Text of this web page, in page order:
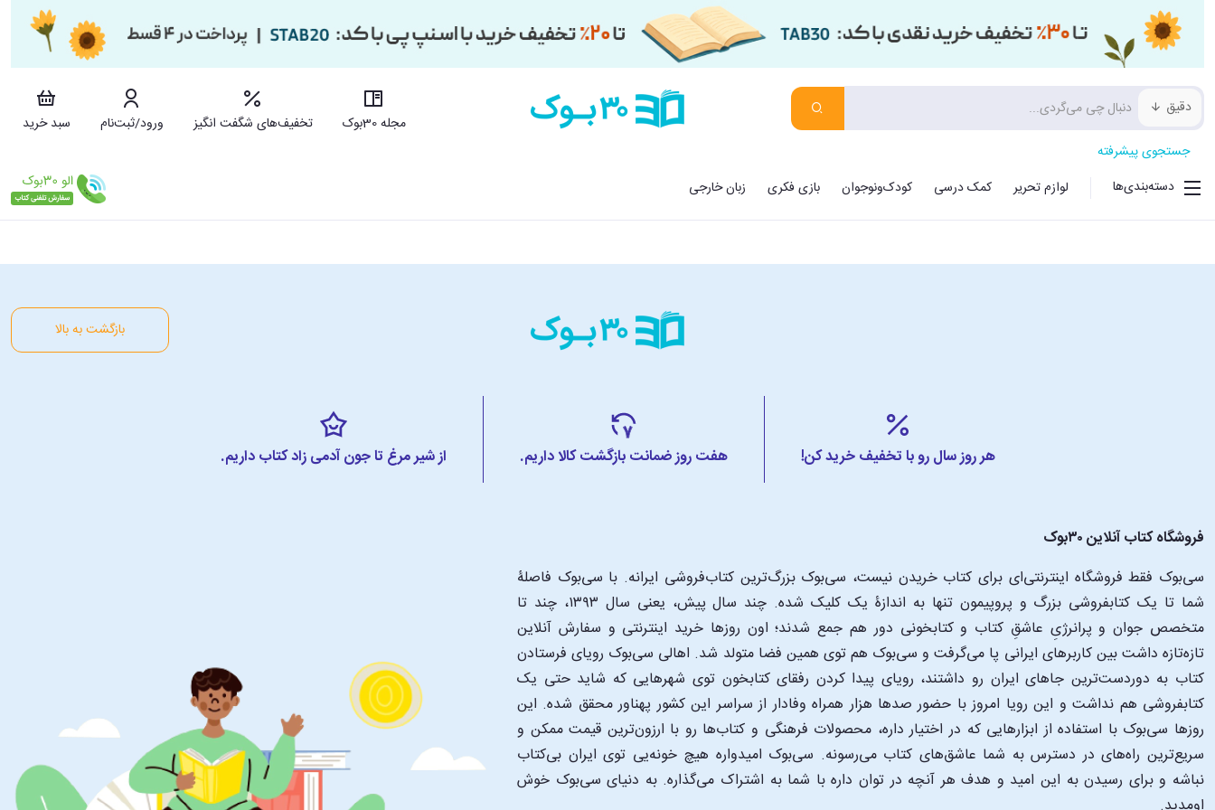
دقیق
مجله 30بوک تخفیف‌های شگفت انگیز ورود/ثبت‌نام
سبد خرید
جستجوی پیشرفته
دسته‌بندی‌ها
لوازم تحریر کمک درسی کودک‌ونوجوان بازی فکری زبان خارجی
بازگشت به بالا
هر روز سال رو با تخفیف خرید کن! هفت روز ضمانت بازگشت کالا داریم. از شیر مرغ تا جون آدمی زاد کتاب داریم.
فروشگاه کتاب آنلاین ۳۰بوک
سی‌بوک فقط فروشگاه اینترنتی‌ای برای کتاب خریدن نیست، سی‌بوک بزرگ‌ترین کتاب‌فروشی ایرانه. با سی‌بوک فاصلۀ
شما تا یک کتابفروشی بزرگ و پروپیمون تنها به اندازۀ یک کلیک شده. چند سال پیش، یعنی سال ۱۳۹۳، چند تا
متخصص جوان و پرانرژیِ عاشقِ کتاب و کتابخونی دور هم جمع شدند؛ اون‌ روزها خرید اینترنتی و سفارش آنلاین
تازه‌تازه داشت بین کاربرهای ایرانی پا می‌گرفت و سی‌بوک هم توی همین فضا متولد شد. اهالی سی‌بوک رویای فرستادن
کتاب به دوردست‌ترین جاهای ایران رو داشتند، رویای پیدا کردن رفقای کتابخون توی شهرهایی که شاید حتی یک
کتابفروشی هم نداشت و این رویا امروز با حضور صدها هزار همراه وفادار از سراسر این کشور پهناور محقق شده. این
‌روزها سی‌بوک با استفاده از ابزارهایی که در اختیار داره، محصولات فرهنگی و کتاب‌ها رو با ارزون‌ترین قیمت ممکن و
سریع‌ترین راه‌های در دسترس به شما عاشق‌های کتاب می‌رسونه. سی‌بوک امیدواره هیچ خونه‌یی توی ایران بی‌کتاب
نباشه و برای رسیدن به این امید و هدف هر آنچه در توان داره با شما به اشتراک می‌گذاره. به دنیای سی‌بوک خوش